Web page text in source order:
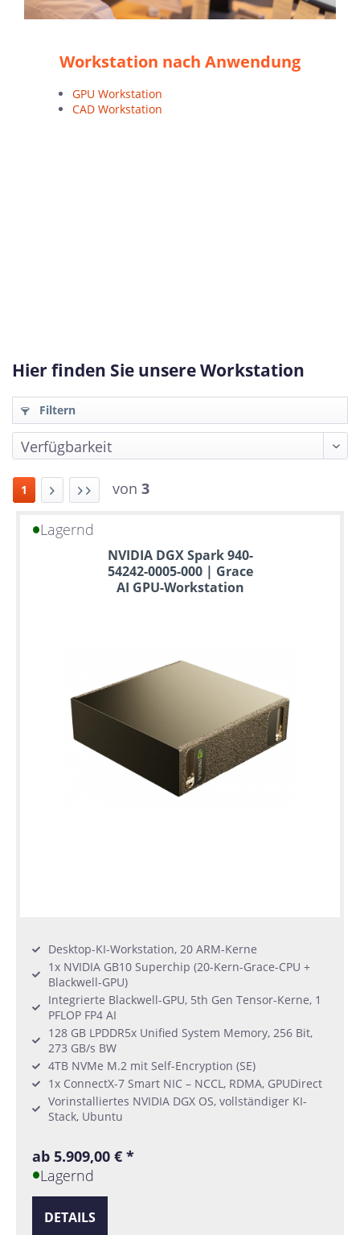
Workstation nach Anwendung
GPU Workstation
CAD Workstation
Hier finden Sie unsere Workstation
Filtern
1 von 3
Server
Lagernd
NVIDIA DGX Spark 940-
54242-0005-000 | Grace
AI GPU-Workstation
Desktop-KI-Workstation, 20 ARM-Kerne
1x NVIDIA GB10 Superchip (20-Kern-Grace-CPU +
Blackwell-GPU)
Integrierte Blackwell-GPU, 5th Gen Tensor-Kerne, 1
PFLOP FP4 AI
128 GB LPDDR5x Unified System Memory, 256 Bit,
273 GB/s BW
4TB NVMe M.2 mit Self-Encryption (SE)
1x ConnectX-7 Smart NIC – NCCL, RDMA, GPUDirect
Vorinstalliertes NVIDIA DGX OS, vollständiger KI-
Stack, Ubuntu
ab 5.909,00 € *
Lagernd
DETAILS